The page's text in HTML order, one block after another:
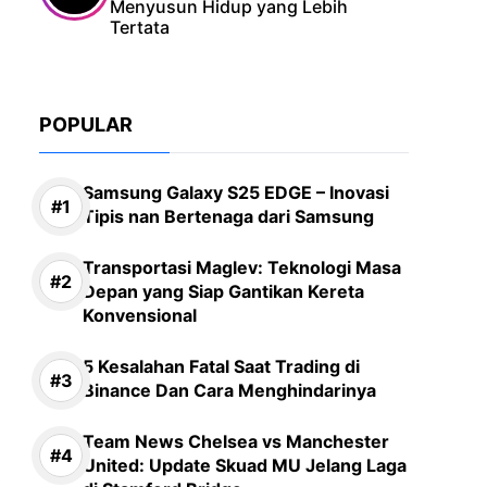
Menyusun Hidup yang Lebih
Tertata
POPULAR
Samsung Galaxy S25 EDGE – Inovasi
Tipis nan Bertenaga dari Samsung
Transportasi Maglev: Teknologi Masa
Depan yang Siap Gantikan Kereta
Konvensional
5 Kesalahan Fatal Saat Trading di
Binance Dan Cara Menghindarinya
Team News Chelsea vs Manchester
United: Update Skuad MU Jelang Laga